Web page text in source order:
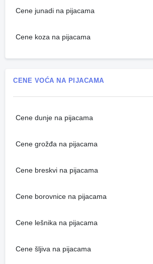
Cene junadi na pijacama
Cene koza na pijacama
CENE VOĆA NA PIJACAMA
Cene dunje na pijacama
Cene grožđa na pijacama
Cene breskvi na pijacama
Cene borovnice na pijacama
Cene lešnika na pijacama
Cene šljiva na pijacama